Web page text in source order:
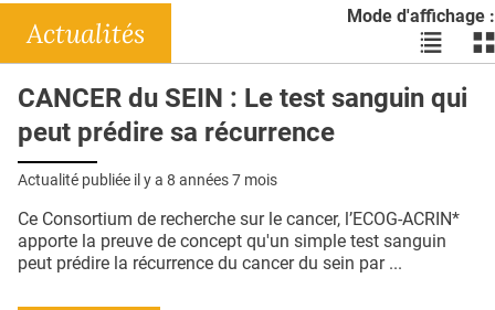
DOSSIERS
RÉSEAUX
E-REVUE SAD
THÉMA
QUI SOMMES-NOUS ?
Mode d'affichage :
Voir
les
en
les
Actualités
CANCER du SEIN : Le test sanguin qui
peut prédire sa récurrence
Actualité publiée il y a 8 années 7 mois
Ce Consortium de recherche sur le cancer, l’ECOG-ACRIN*
apporte la preuve de concept qu'un simple test sanguin
peut prédire la récurrence du cancer du sein par ...